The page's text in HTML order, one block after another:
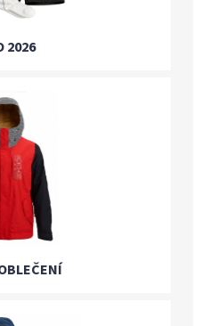
2026